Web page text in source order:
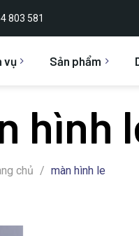
803 581
vụ Sản phẩm
hình
chủ / màn hình le